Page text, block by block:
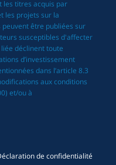
les titres acquis par
les projets sur la
être publiées sur
susceptibles d'affecter
déclinent toute
d’investissement
dans l’article 8.3
aux conditions
et/ou à
de confidentialité